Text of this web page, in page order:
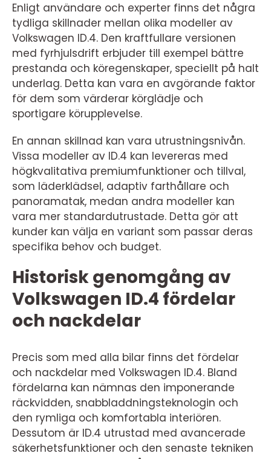
Enligt användare och experter finns det några
tydliga skillnader mellan olika modeller av
Volkswagen ID.4. Den kraftfullare versionen
med fyrhjulsdrift erbjuder till exempel bättre
prestanda och köregenskaper, speciellt på halt
underlag. Detta kan vara en avgörande faktor
för dem som värderar körglädje och
sportigare körupplevelse.
En annan skillnad kan vara utrustningsnivån.
Vissa modeller av ID.4 kan levereras med
högkvalitativa premiumfunktioner och tillval,
som läderklädsel, adaptiv farthållare och
panoramatak, medan andra modeller kan
vara mer standardutrustade. Detta gör att
kunder kan välja en variant som passar deras
specifika behov och budget.
Historisk genomgång av
Volkswagen ID.4 fördelar
och nackdelar
Precis som med alla bilar finns det fördelar
och nackdelar med Volkswagen ID.4. Bland
fördelarna kan nämnas den imponerande
räckvidden, snabbladdningsteknologin och
den rymliga och komfortabla interiören.
Dessutom är ID.4 utrustad med avancerade
säkerhetsfunktioner och den senaste tekniken